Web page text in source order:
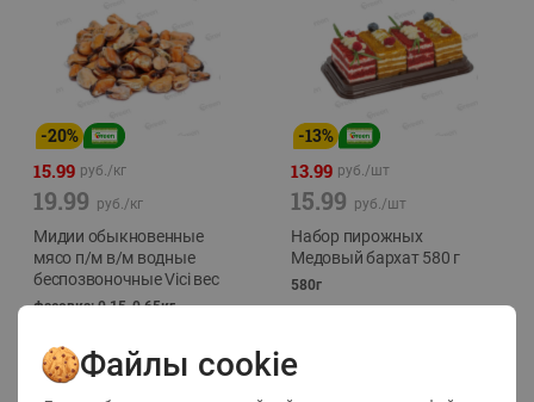
-20%
15.99 руб./кг
19.99 руб./кг
Мидии обыкновенные
мясо п/м в/м водные
беспозвоночные Vici вес
фасовка: 0,15-0,65кг
-13%
13.99 руб./шт
15.99 руб./шт
Набор пирожных
Медовый бархат 580 г
580г
Файлы cookie